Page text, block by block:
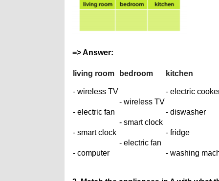
=> Answer:
living room bedroom kitchen
- wireless TV
- electric fan
- smart clock
- computer
- wireless TV
- smart clock
- electric fan
- electric
- diswasher
- fridge
- washing